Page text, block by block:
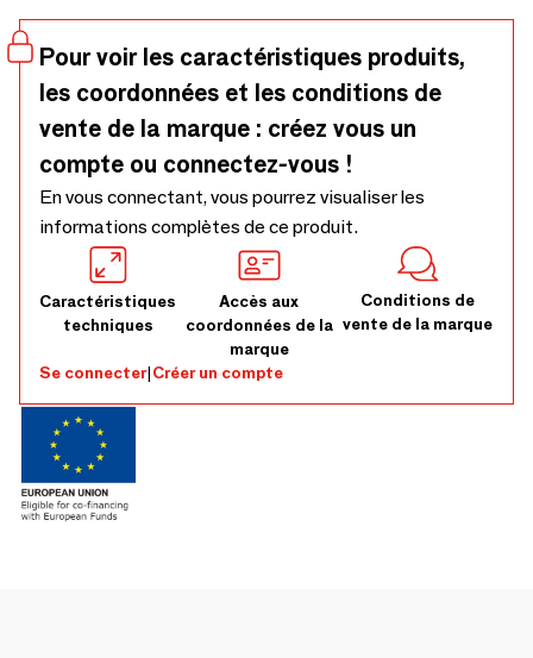
Pour voir les caractéristiques produits,
les coordonnées et les conditions de
vente de la marque : créez vous un
compte ou connectez-vous !
En vous connectant, vous pourrez visualiser les
informations complètes de ce produit.
Caractéristiques
techniques
Accès aux
coordonnées de la
marque
Conditions de
vente de la marque
Se connecter|Créer un compte